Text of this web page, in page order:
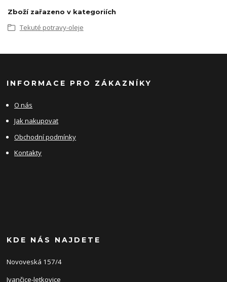
Zboží zařazeno v kategoriích
Tekuté potravy-oleje
INFORMACE PRO ZÁKAZNÍKY
O nás
Jak nakupovat
Obchodní podmínky
Kontakty
KDE NÁS NAJDETE
Novoveská 157/4
Ivančice-letkovice